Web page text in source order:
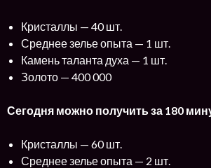
Кристаллы — 40 шт.
Среднее зелье опыта — 1 шт.
Камень таланта духа — 1 шт.
Золото — 400 000
Сегодня можно получить за 180
Кристаллы — 60 шт.
Среднее зелье опыта — 2 шт.